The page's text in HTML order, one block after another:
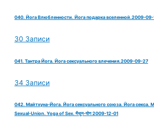
040. Йога Влюбленности. Йога подарка вселенной.2009-09-
30 Записи
041. Тантра Йога. Йога сексуального влечения.2009-09-27
34 Записи
042. Майтхуна-Йога. Йога сексуального союза. Йога секса.
Sexual-Union. Yoga of Sex. मैथुन-योग 2009-12-01